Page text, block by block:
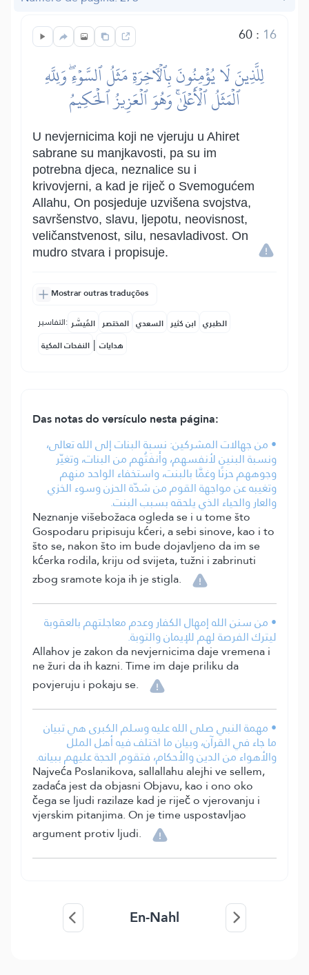
60: 16
لِلَّذِينَ لَا يُؤۡمِنُونَ بِٱلۡأٓخِرَةِ مَثَلُ ٱلسَّوۡءِۖ وَلِلَّهِ
ٱلۡمَثَلُ ٱلۡأَعۡلَىٰۚ وَهُوَ ٱلۡعَزِيزُ ٱلۡحَكِيمُ
U nevjernicima koji ne vjeruju u Ahiret
sabrane su manjkavosti, pa su im
potrebna djeca, neznalice su i
krivovjerni, a kad je riječ o Svemogućem
Allahu, On posjeduje uzvišena svojstva,
savršenstvo, slavu, ljepotu, neovisnost,
veličanstvenost, silu, nesavladivost. On
mudro stvara i propisuje.
Mostrar outras traduções
التفاسير: المُيسَّر المختصر السعدي ابن كثير الطبري
النفحات المكية | هدايات
Das notas do versículo nesta página:
• من جهالات المشركين: نسبة البنات إلى الله تعالى،
ونسبة البنين لأنفسهم، وأَنفَتُهم من البنات، وتغيّر
وجوههم حزنًا وغمَّا بالبنت، واستخفاء الواحد منهم
وتغيبه عن مواجهة القوم من شدّة الحزن وسوء الخزي
والعار والحياء الذي يلحقه بسبب البنت.
Neznanje višebožaca ogleda se i u tome što
Gospodaru pripisuju kćeri, a sebi sinove, kao i to
što se, nakon što im bude dojavljeno da im se
kćerka rodila, kriju od svijeta, tužni i zabrinuti
zbog sramote koja ih je stigla.
• من سنن الله إمهال الكفار وعدم معاجلتهم بالعقوبة
ليترك الفرصة لهم للإيمان والتوبة.
Allahov je zakon da nevjernicima daje vremena i
ne žuri da ih kazni. Time im daje priliku da
povjeruju i pokaju se.
• مهمة النبي صلى الله عليه وسلم الكبرى هي تبيان
ما جاء في القرآن، وبيان ما اختلف فيه أهل الملل
والأهواء من الدين والأحكام، فتقوم الحجة عليهم ببيانه.
Najveća Poslanikova, sallallahu alejhi ve sellem,
zadaća jest da objasni Objavu, kao i ono oko
čega se ljudi razilaze kad je riječ o vjerovanju i
vjerskim pitanjima. On je time uspostavljao
argument protiv ljudi.
En-Nahl